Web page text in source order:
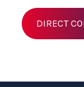
DIRECT